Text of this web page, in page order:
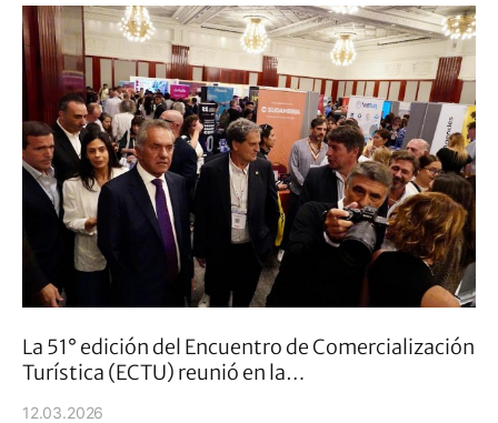
La 51° edición del Encuentro de Comercialización
Turística (ECTU) reunió en la…
12.03.2026